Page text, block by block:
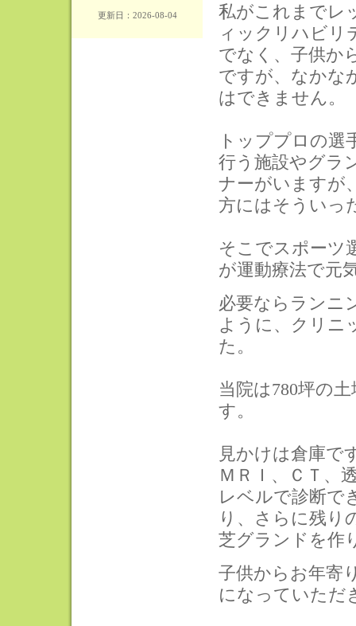
更新日：2026-08-04
私がこれまでレ
ィックリハビリ
でなく、子供か
ですが、なかな
はできません。
トッププロの
行う施設やグラ
ナーがいますが
方にはそういっ
そこでスポーツ
が運動療法で元
必要ならランニ
ように、クリニ
た。
当院は780坪の
す。
見かけは倉庫で
ＭＲＩ、ＣＴ、
レベルで診断で
り、さらに残り
芝グランドを作
子供からお年寄
になっていただ